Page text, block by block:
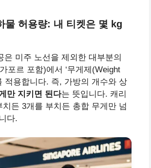
물 허용량: 내 티켓은 몇 kg
은 미주 노선을 제외한 대부분의
포르 포함)에서 ‘무게제(Weight
적용합니다. 즉, 가방의 개수와 상
만 지키면 된다는 뜻입니다. 캐리
치든 3개를 부치든 총합 무게만 넘
다.